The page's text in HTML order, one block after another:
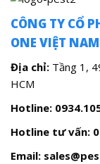
CÔNG TY CỔ
ONE VIỆT NAM
Địa chỉ: Tầng 1,
HCM
Hotline:
Hotline tư vấn:
Email: